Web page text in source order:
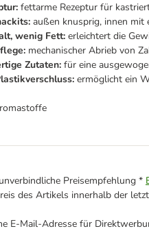
fettarme Rezeptur für
außen knusprig, innen mit
wenig Fett: erleichtert die
mechanischer Abrieb von
Zutaten: für eine
ermöglicht ein
Preisempfehlung *
des Artikels innerhalb der
E-Mail-Adresse für